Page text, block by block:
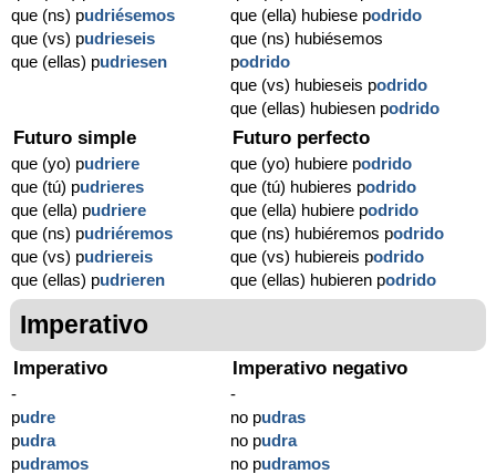
que (ns) pudriésemos
que (vs) pudrieseis
que (ellas) pudriesen
que (ella) hubiese podrido
que (ns) hubiésemos
podrido
que (vs) hubieseis podrido
que (ellas) hubiesen podrido
Futuro simple
que (yo) pudriere
que (tú) pudrieres
que (ella) pudriere
que (ns) pudriéremos
que (vs) pudriereis
que (ellas) pudrieren
Futuro perfecto
que (yo) hubiere podrido
que (tú) hubieres podrido
que (ella) hubiere podrido
que (ns) hubiéremos podrido
que (vs) hubiereis podrido
que (ellas) hubieren podrido
Imperativo
Imperativo
-
pudre
pudra
pudramos
Imperativo negativo
-
no pudras
no pudra
no pudramos